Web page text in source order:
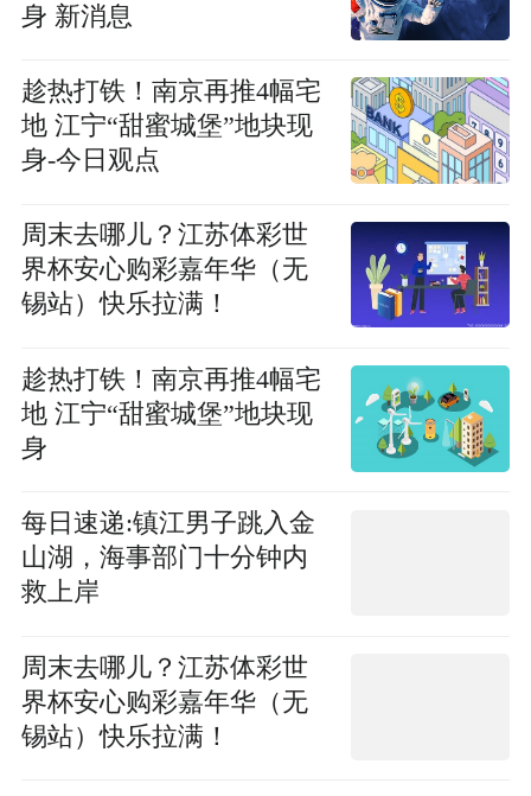
身 新消息
趁热打铁！南京再推4幅宅
地 江宁“甜蜜城堡”地块现
身-今日观点
周末去哪儿？江苏体彩世
界杯安心购彩嘉年华（无
锡站）快乐拉满！
趁热打铁！南京再推4幅宅
地 江宁“甜蜜城堡”地块现
身
每日速递:镇江男子跳入金
山湖，海事部门十分钟内
救上岸
周末去哪儿？江苏体彩世
界杯安心购彩嘉年华（无
锡站）快乐拉满！